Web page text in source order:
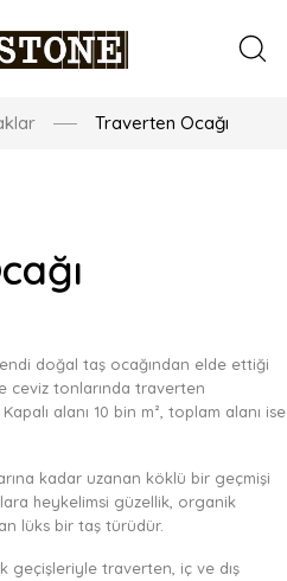
Traverten Ocağı
doğal taş ocağından elde ettiği
ceviz tonlarında traverten
alanı 10 bin m², toplam alanı ise
kadar uzanan köklü bir geçmişi
heykelimsi güzellik, organik
lüks bir taş türüdür.
geçişleriyle traverten, iç ve dış